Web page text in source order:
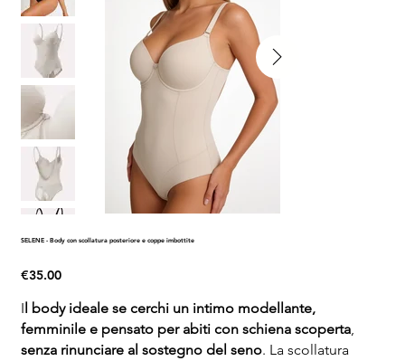
SELENE - Body con scollatura posteriore e coppe imbottite
Price
€35.00
Il body ideale se cerchi un intimo modellante,
femminile e pensato per abiti con schiena scoperta,
senza rinunciare al sostegno del seno. La scollatura